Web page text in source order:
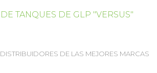
TANQUES DE GLP "VERSUS"
DE LAS MEJORES MARCAS